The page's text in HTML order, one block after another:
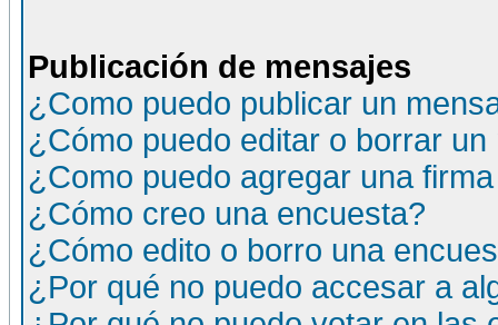
Publicación de mensajes
¿Como puedo publicar un
¿Cómo puedo editar o borrar un
¿Como puedo agregar una
¿Cómo creo una encuesta?
¿Cómo edito o borro una
¿Por qué no puedo accesar a